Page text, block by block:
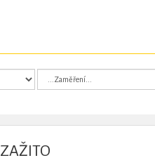
ZAŽITO